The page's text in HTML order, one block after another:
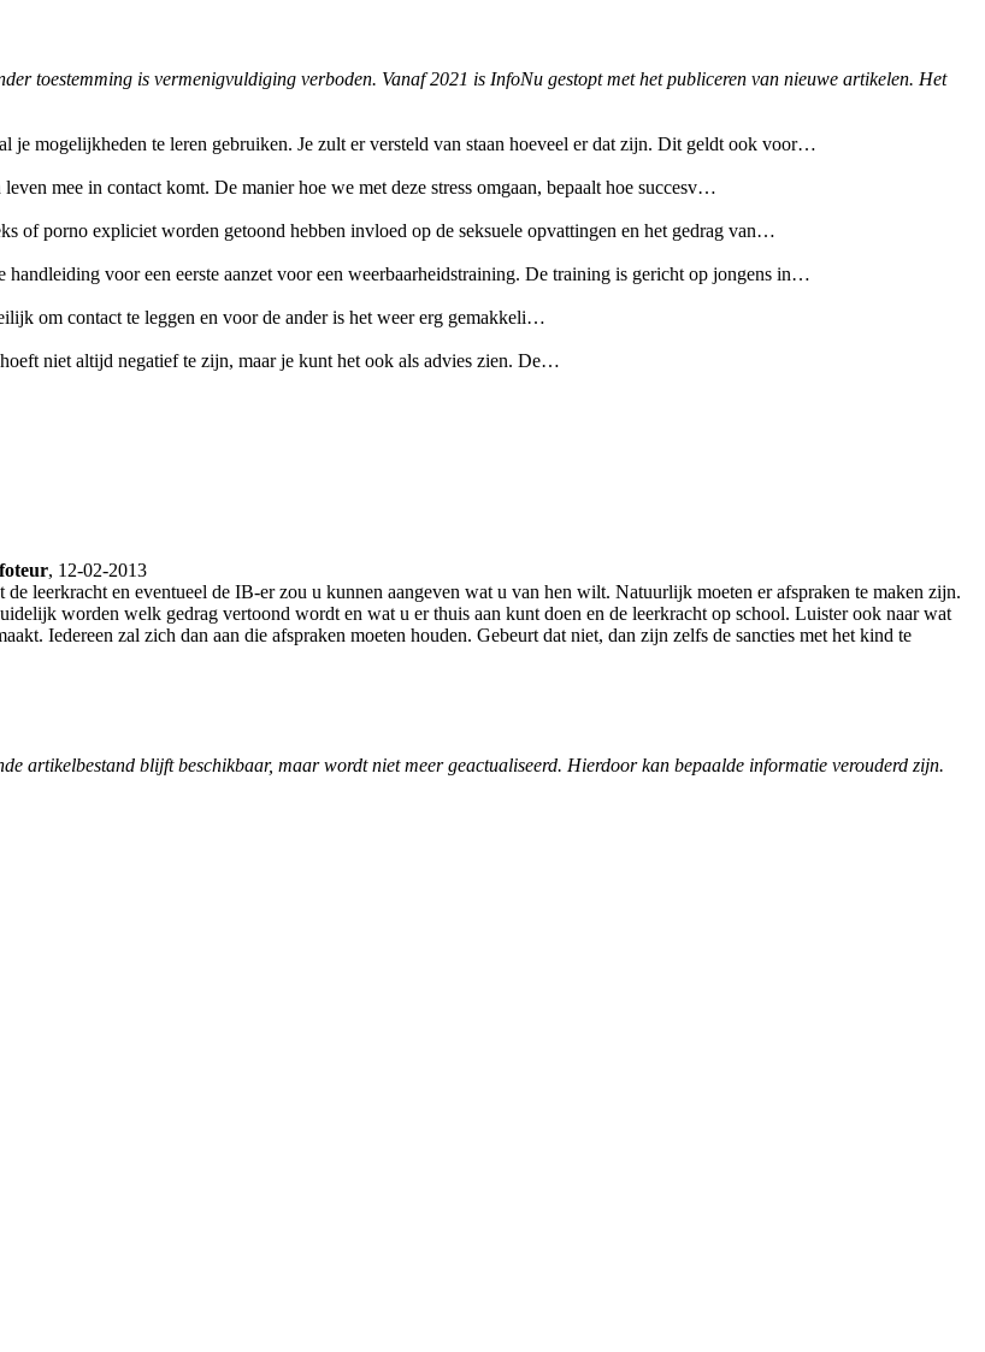
toestemming is vermenigvuldiging verboden. Vanaf 2021 is InfoNu gestopt met het publiceren van nieuwe artikelen. Het
je mogelijkheden te leren gebruiken. Je zult er versteld van staan hoeveel er dat zijn. Dit geldt ook voor…
mee in contact komt. De manier hoe we met deze stress omgaan, bepaalt hoe succesv…
of porno expliciet worden getoond hebben invloed op de seksuele opvattingen en het gedrag van…
handleiding voor een eerste aanzet voor een weerbaarheidstraining. De training is gericht op jongens in…
om contact te leggen en voor de ander is het weer erg gemakkeli…
niet altijd negatief te zijn, maar je kunt het ook als advies zien. De…
, 12-02-2013
leerkracht en eventueel de IB-er zou u kunnen aangeven wat u van hen wilt. Natuurlijk moeten er afspraken te maken zijn.
worden welk gedrag vertoond wordt en wat u er thuis aan kunt doen en de leerkracht op school. Luister ook naar wat
Iedereen zal zich dan aan die afspraken moeten houden. Gebeurt dat niet, dan zijn zelfs de sancties met het kind te
artikelbestand blijft beschikbaar, maar wordt niet meer geactualiseerd. Hierdoor kan bepaalde informatie verouderd zijn.